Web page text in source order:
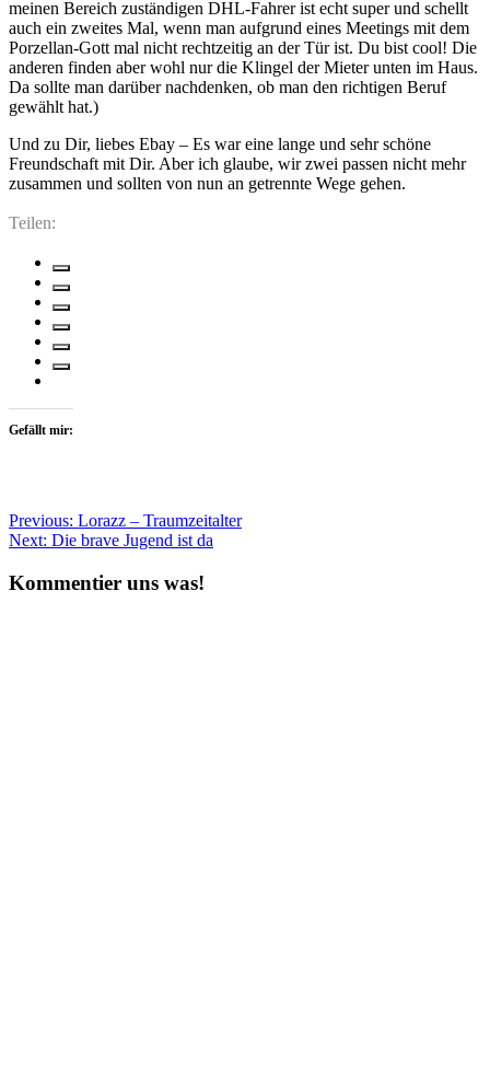
meinen Bereich zuständigen DHL-Fahrer ist echt super und schellt
auch ein zweites Mal, wenn man aufgrund eines Meetings mit dem
Porzellan-Gott mal nicht rechtzeitig an der Tür ist. Du bist cool! Die
anderen finden aber wohl nur die Klingel der Mieter unten im Haus.
Da sollte man darüber nachdenken, ob man den richtigen Beruf
gewählt hat.)
Und zu Dir, liebes Ebay – Es war eine lange und sehr schöne
Freundschaft mit Dir. Aber ich glaube, wir zwei passen nicht mehr
zusammen und sollten von nun an getrennte Wege gehen.
Teilen:
Gefällt mir:
Beitragsnavigation
Previous: Lorazz – Traumzeitalter
Next: Die brave Jugend ist da
Kommentier uns was!